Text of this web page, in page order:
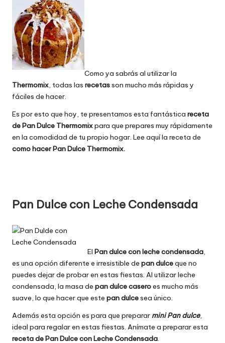
Como ya sabrás al utilizar la
Thermomix, todas las recetasson mucho más rápidas y
fáciles de hacer.
Es por esto que hoy, te presentamos esta fantástica receta
de Pan Dulce Thermomixpara que prepares muy rápidamente
en la comodidad de tu propio hogar. Lee aquí la receta de
como hacer Pan Dulce Thermomix.
Pan Dulce con Leche Condensada
El Pan dulce con leche condensada,
es una opción diferente e irresistible de pan dulceque no
puedes dejar de probar en estas fiestas. Al utilizar leche
condensada, la masa de pan dulce caseroes mucho más
suave, lo que hacer que este pan dulcesea único.
Además esta opción es para que preparar mini Pan dulce,
ideal para regalar en estas fiestas. Anímate a preparar esta
receta de Pan Dulce con Leche Condensada.